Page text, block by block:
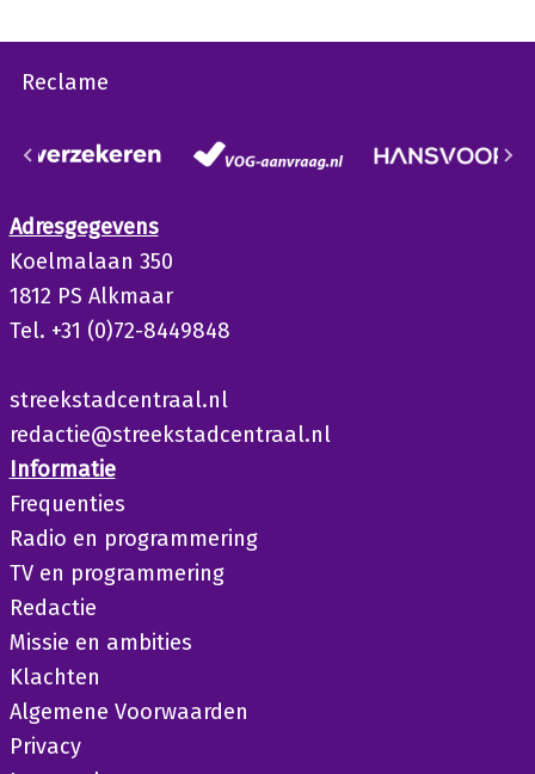
Reclame
Adresgegevens
Koelmalaan 350
1812 PS Alkmaar
Tel. +31 (0)72-8449848
streekstadcentraal.nl
redactie@streekstadcentraal.nl
Informatie
Frequenties
Radio en programmering
TV en programmering
Redactie
Missie en ambities
Klachten
Algemene Voorwaarden
Privacy